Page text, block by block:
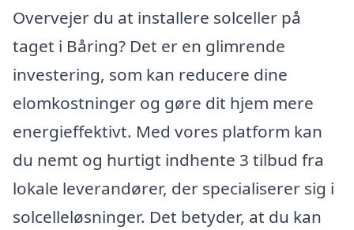
Overvejer du at installere solceller på
taget i Båring? Det er en glimrende
investering, som kan reducere dine
elomkostninger og gøre dit hjem mere
energieffektivt. Med vores platform kan
du nemt og hurtigt indhente 3 tilbud fra
lokale leverandører, der specialiserer sig i
solcelleløsninger. Det betyder, at du kan